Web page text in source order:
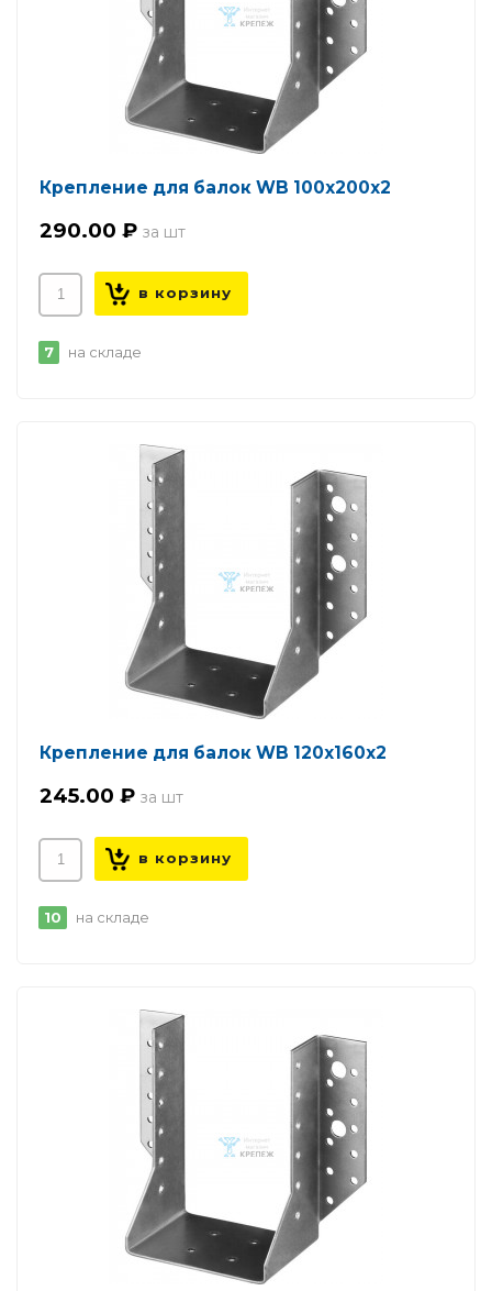
Крепление для балок WB 100х200х2
290.00 ₽
7 на складе
Крепление для балок WB 120х160х2
245.00 ₽
10 на складе